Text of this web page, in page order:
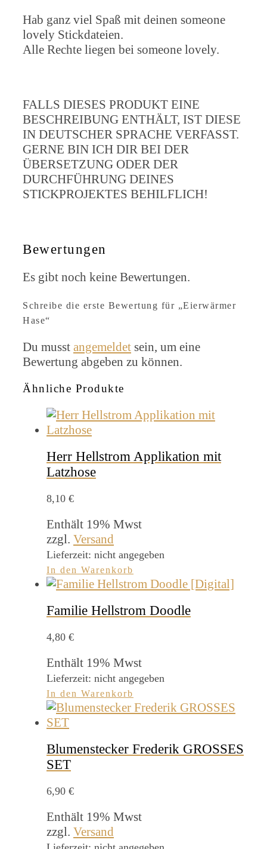
Hab ganz viel Spaß mit deinen someone
lovely Stickdateien.
Alle Rechte liegen bei someone lovely.
FALLS DIESES PRODUKT EINE
BESCHREIBUNG ENTHÄLT, IST DIESE
IN DEUTSCHER SPRACHE VERFASST.
GERNE BIN ICH DIR BEI DER
ÜBERSETZUNG ODER DER
DURCHFÜHRUNG DEINES
STICKPROJEKTES BEHILFLICH!
Bewertungen
Es gibt noch keine Bewertungen.
Schreibe die erste Bewertung für „Eierwärmer
Hase“
Du musst angemeldet sein, um eine
Bewertung abgeben zu können.
Ähnliche Produkte
Herr Hellstrom Applikation mit
Latzhose
8,10 €
Enthält 19% Mwst
zzgl. Versand
Lieferzeit: nicht angegeben
In den Warenkorb
Familie Hellstrom Doodle
4,80 €
Enthält 19% Mwst
Lieferzeit: nicht angegeben
In den Warenkorb
Blumenstecker Frederik GROSSES
SET
6,90 €
Enthält 19% Mwst
zzgl. Versand